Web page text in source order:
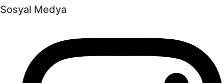
Sosyal Medya